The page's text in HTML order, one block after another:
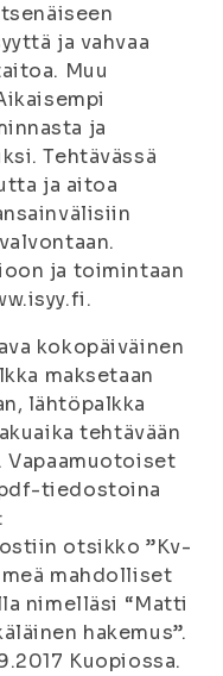
ja vahvaa
Muu
ja
Tehtävässä
ja aitoa
ja toimintaan
kokopäiväinen
maksetaan
lähtöpalkka
tehtävään
Vapaamuotoiset
tiedostoina
otsikko ”Kv-
mahdolliset
nimelläsi “Matti
hakemus”.
Kuopiossa.